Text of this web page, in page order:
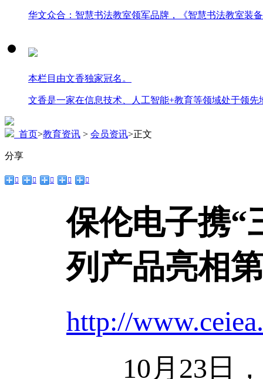
华文众合：智慧书法教室领军品牌，《智慧书法教室装
本栏目由文香独家冠名。
文香是一家在信息技术、人工智能+教育等领域处于领
首页>教育资讯 > 会员资讯>正文
分享
    
保伦电子携“
列产品亮相
http://
10月23日，